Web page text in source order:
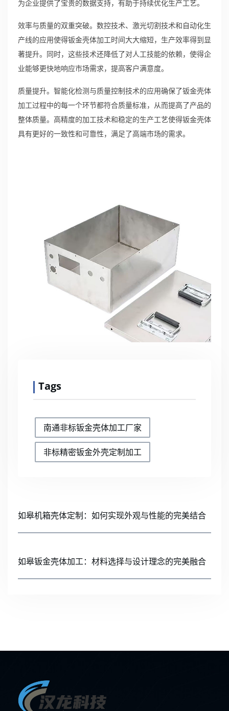
为企业提供了宝贵的数据支持，有助于持续优化生产工艺。
效率与质量的双重突破。数控技术、激光切割技术和自动化生
产线的应用使得钣金壳体加工时间大大缩短，生产效率得到显
著提升。同时，这些技术还降低了对人工技能的依赖，使得企
业能够更快地响应市场需求，提高客户满意度。
质量提升。智能化检测与质量控制技术的应用确保了钣金壳体
加工过程中的每一个环节都符合质量标准，从而提高了产品的
整体质量。高精度的加工技术和稳定的生产工艺使得钣金壳体
具有更好的一致性和可靠性，满足了高端市场的需求。
Tags
南通非标钣金壳体加工厂家
非标精密钣金外壳定制加工
如皋机箱壳体定制：如何实现外观与性能的完美结合
如皋钣金壳体加工：材料选择与设计理念的完美融合